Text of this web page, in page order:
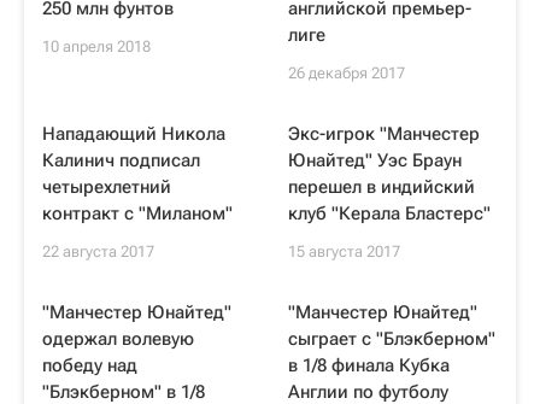
250 млн фунтов
10 апреля 2018
английской премьер-
лиге
26 декабря 2017
Нападающий Никола
Калинич подписал
четырехлетний
контракт с "Миланом"
22 августа 2017
Экс-игрок "Манчестер
Юнайтед" Уэс Браун
перешел в индийский
клуб "Керала Бластерс"
15 августа 2017
"Манчестер Юнайтед"
одержал волевую
победу над
"Блэкберном" в 1/8
"Манчестер Юнайтед"
сыграет с "Блэкберном"
в 1/8 финала Кубка
Англии по футболу